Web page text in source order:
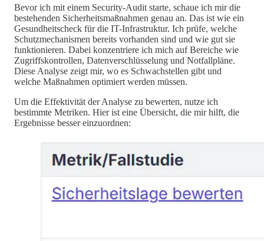
Bevor ich mit einem Security-Audit starte, schaue ich mir die
bestehenden Sicherheitsmaßnahmen genau an. Das ist wie ein
Gesundheitscheck für die IT-Infrastruktur. Ich prüfe, welche
Schutzmechanismen bereits vorhanden sind und wie gut sie
funktionieren. Dabei konzentriere ich mich auf Bereiche wie
Zugriffskontrollen, Datenverschlüsselung und Notfallpläne.
Diese Analyse zeigt mir, wo es Schwachstellen gibt und
welche Maßnahmen optimiert werden müssen.
Um die Effektivität der Analyse zu bewerten, nutze ich
bestimmte Metriken. Hier ist eine Übersicht, die mir hilft, die
Ergebnisse besser einzuordnen: